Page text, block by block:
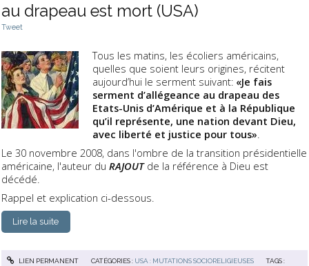
au drapeau est mort (USA)
Tweet
Tous les matins, les écoliers américains,
quelles que soient leurs origines, récitent
aujourd’hui le serment suivant: «Je fais
serment d’allégeance au drapeau des
Etats-Unis d’Amérique et à la République
qu’il représente, une nation devant Dieu,
avec liberté et justice pour tous».
Le 30 novembre 2008, dans l'ombre de la transition présidentielle
américaine, l'auteur du RAJOUTde la référence à Dieu est
décédé.
Rappel et explication ci-dessous.
Lire la suite
LIEN PERMANENT CATÉGORIES : USA : MUTATIONS SOCIORELIGIEUSES
TAGS :